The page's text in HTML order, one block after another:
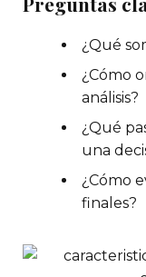
¿Qué
¿Cómo
análisis?
¿Qué
una
¿Cómo
finales?